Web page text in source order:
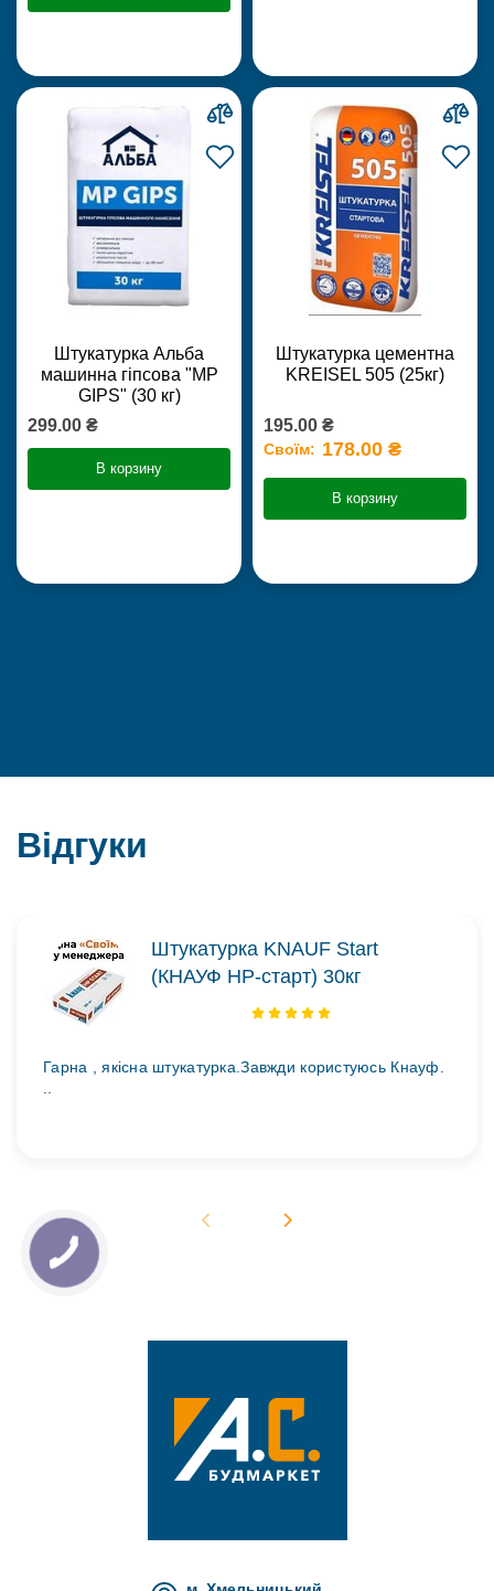
Штукатурка Альба
машинна гіпсова "MP
GIPS" (30 кг)
299.00 ₴
В корзину
Штукатурка цементна
KREISEL 505 (25кг)
195.00 ₴
Своїм: 178.00 ₴
В корзину
Відгуки
Штукатурка KNAUF Start
(КНАУФ НР-старт) 30кг
Гарна , якісна штукатурка.Завжди користуюсь Кнауф.
..